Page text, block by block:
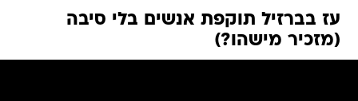
עז בברזיל תוקפת אנשים בלי סיבה
(מזכיר מישהו?)